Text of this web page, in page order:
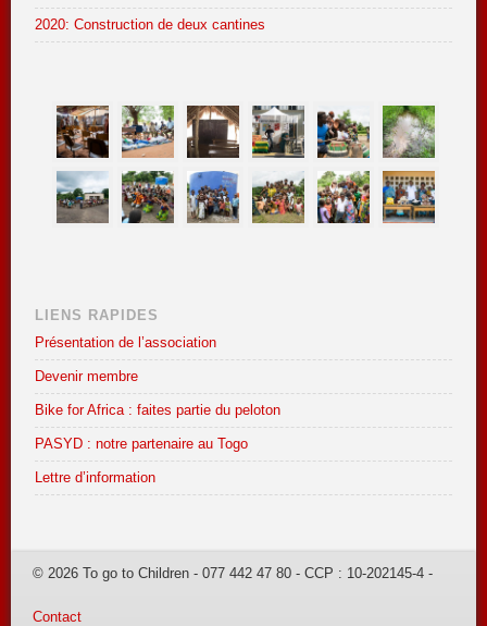
2020: Construction de deux cantines
LIENS RAPIDES
Présentation de l’association
Devenir membre
Bike for Africa : faites partie du peloton
PASYD : notre partenaire au Togo
Lettre d’information
© 2026 To go to Children - 077 442 47 80 - CCP : 10-202145-4 -
Contact